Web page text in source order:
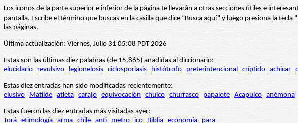
Los iconos de la parte superior e inferior de la página te llevarán a otras secciones útiles e
pantalla. Escribe el término que buscas en la casilla que dice “Busca aquí” y luego presiona la
las páginas.
Última actualización: Viernes, Julio 31 05:08 PDT 2026
Estas son las últimas diez palabras (de 15.865) añadidas al diccionario:
elucidario
revulsivo legionelosis ciclosporiasis histótrofo preterintencional críptido achicar
Estas diez entradas han sido modificadas recientemente:
elusivo
Matilde atleta carajo equivocación chuico churrasco papalote Acapulco anémona
Estas fueron las diez entradas más visitadas ayer:
Torá etimología arma chile anti metro ico Biblia economía para